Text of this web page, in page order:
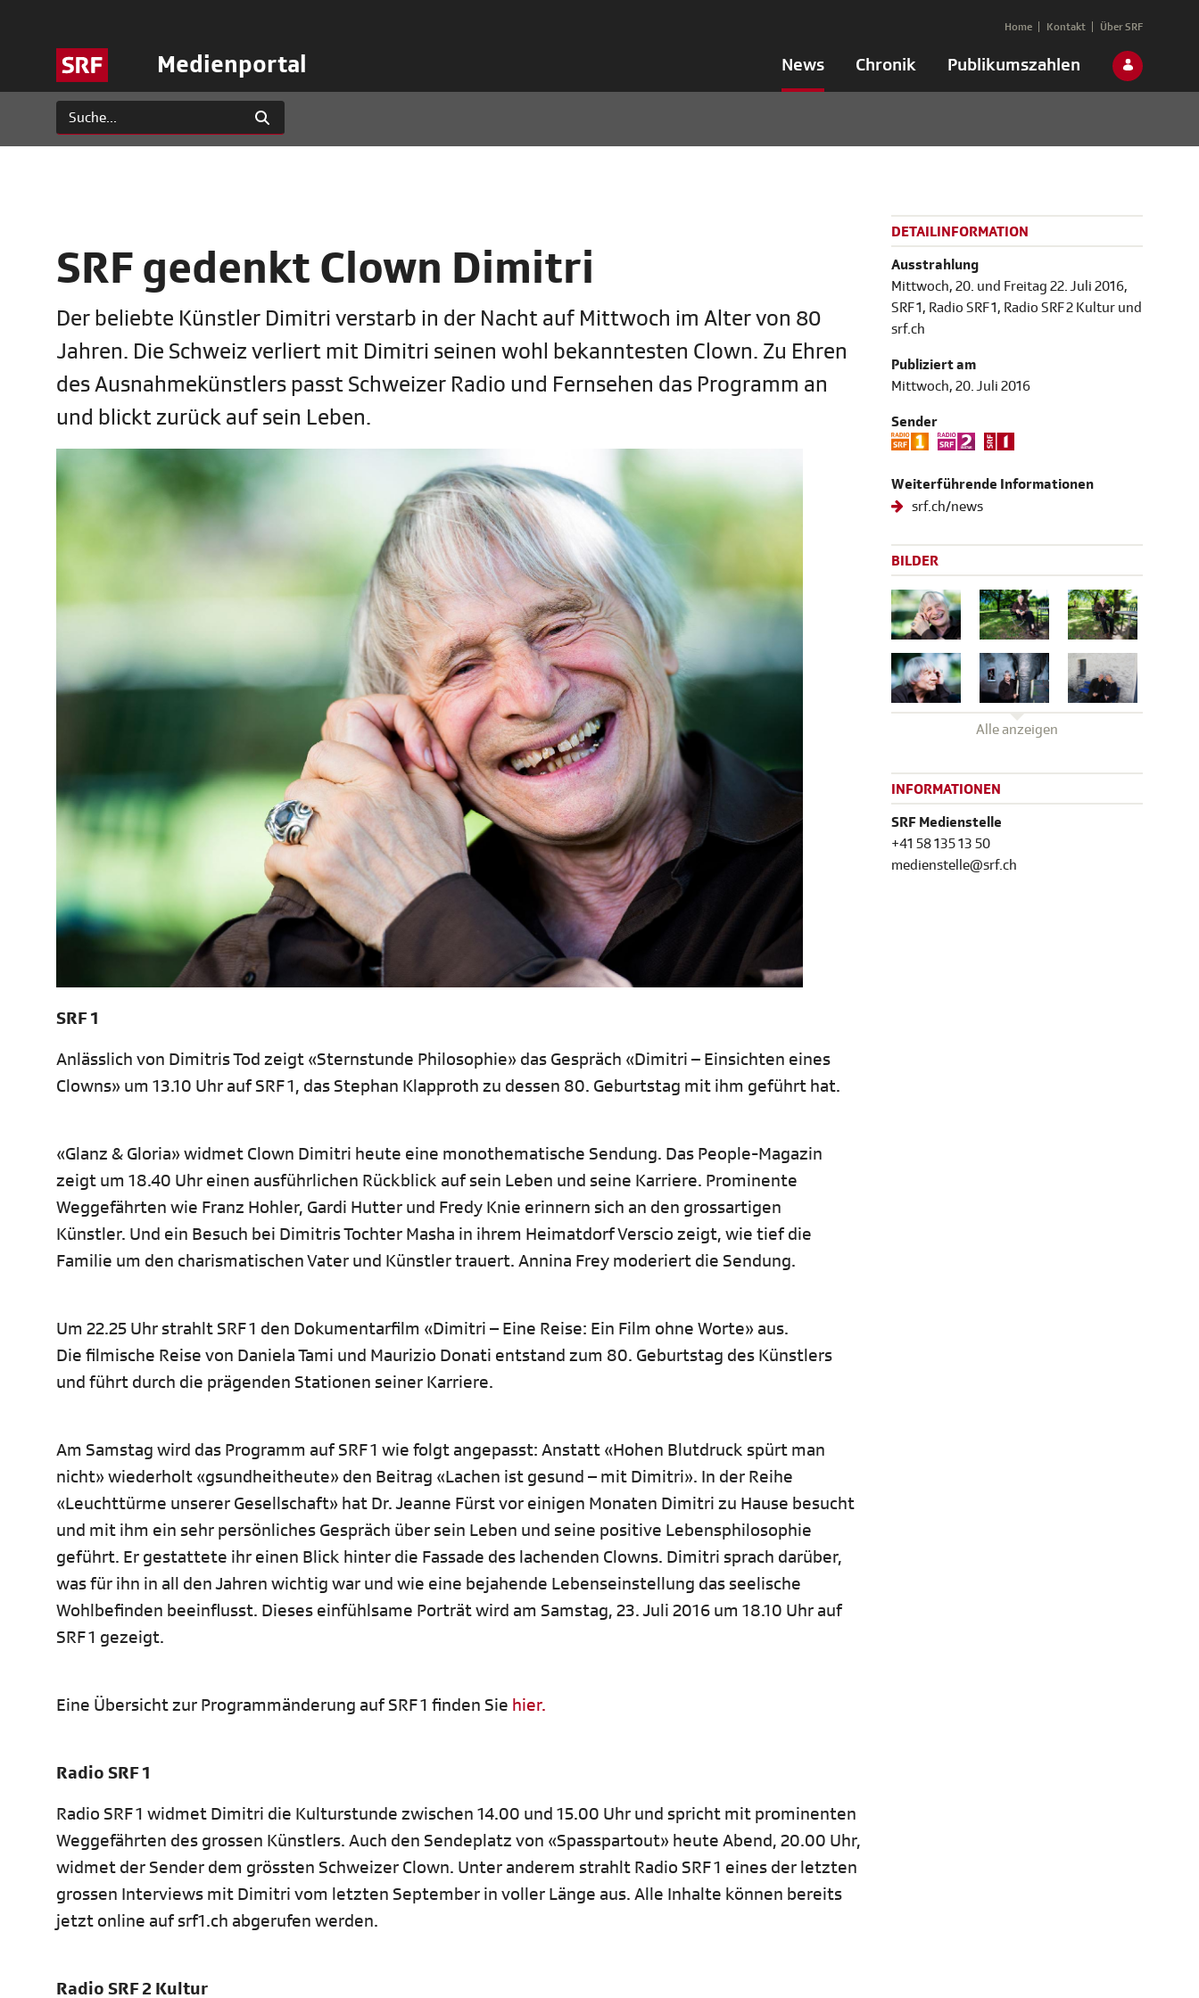
Medienportal News Chronik Publikumszahlen
Home Kontakt Über SRF
SRF gedenkt Clown Dimitri
Der beliebte Künstler Dimitri verstarb in der Nacht auf Mittwoch im Alter von 80
Jahren. Die Schweiz verliert mit Dimitri seinen wohl bekanntesten Clown. Zu Ehren
des Ausnahmekünstlers passt Schweizer Radio und Fernsehen das Programm an
und blickt zurück auf sein Leben.
SRF 1
Anlässlich von Dimitris Tod zeigt «Sternstunde Philosophie» das Gespräch «Dimitri – Einsichten eines
Clowns» um 13.10 Uhr auf SRF 1, das Stephan Klapproth zu dessen 80. Geburtstag mit ihm geführt hat.
«Glanz & Gloria» widmet Clown Dimitri heute eine monothematische Sendung. Das People-Magazin
zeigt um 18.40 Uhr einen ausführlichen Rückblick auf sein Leben und seine Karriere. Prominente
Weggefährten wie Franz Hohler, Gardi Hutter und Fredy Knie erinnern sich an den grossartigen
Künstler. Und ein Besuch bei Dimitris Tochter Masha in ihrem Heimatdorf Verscio zeigt, wie tief die
Familie um den charismatischen Vater und Künstler trauert. Annina Frey moderiert die Sendung.
Um 22.25 Uhr strahlt SRF 1 den Dokumentarfilm «Dimitri – Eine Reise: Ein Film ohne Worte» aus.
Die filmische Reise von Daniela Tami und Maurizio Donati entstand zum 80. Geburtstag des Künstlers
und führt durch die prägenden Stationen seiner Karriere.
Am Samstag wird das Programm auf SRF 1 wie folgt angepasst: Anstatt «Hohen Blutdruck spürt man
nicht» wiederholt «gsundheitheute» den Beitrag «Lachen ist gesund – mit Dimitri». In der Reihe
«Leuchttürme unserer Gesellschaft» hat Dr. Jeanne Fürst vor einigen Monaten Dimitri zu Hause besucht
und mit ihm ein sehr persönliches Gespräch über sein Leben und seine positive Lebensphilosophie
geführt. Er gestattete ihr einen Blick hinter die Fassade des lachenden Clowns. Dimitri sprach darüber,
was für ihn in all den Jahren wichtig war und wie eine bejahende Lebenseinstellung das seelische
Wohlbefinden beeinflusst. Dieses einfühlsame Porträt wird am Samstag, 23. Juli 2016 um 18.10 Uhr auf
SRF 1 gezeigt.
Eine Übersicht zur Programmänderung auf SRF 1 finden Sie hier.
Radio SRF 1
Radio SRF 1 widmet Dimitri die Kulturstunde zwischen 14.00 und 15.00 Uhr und spricht mit prominenten
Weggefährten des grossen Künstlers. Auch den Sendeplatz von «Spasspartout» heute Abend, 20.00 Uhr,
widmet der Sender dem grössten Schweizer Clown. Unter anderem strahlt Radio SRF 1 eines der letzten
grossen Interviews mit Dimitri vom letzten September in voller Länge aus. Alle Inhalte können bereits
jetzt online auf srf1.ch abgerufen werden.
Radio SRF 2 Kultur
DETAILINFORMATION
Ausstrahlung
Mittwoch, 20. und Freitag 22. Juli 2016,
SRF 1, Radio SRF 1, Radio SRF 2 Kultur und
srf.ch
Publiziert am
Mittwoch, 20. Juli 2016
Sender
Weiterführende Informationen
srf.ch/news
BILDER
Alle anzeigen
INFORMATIONEN
SRF Medienstelle
+41 58 135 13 50
medienstelle@srf.ch